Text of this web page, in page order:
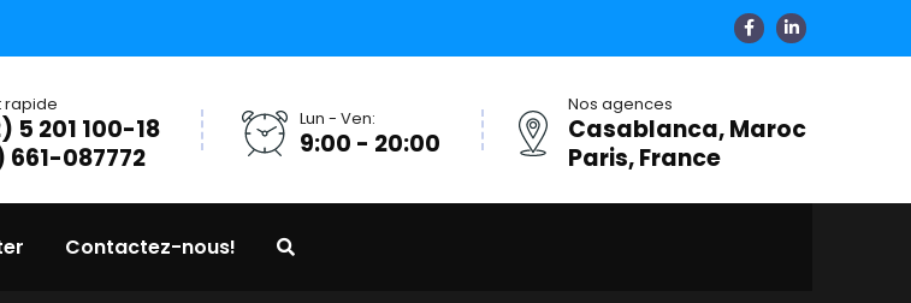
rapide
5 201 100-18
661-087772
Lun - Ven:
9:00 - 20:00
Nos agences
Casablanca, Maroc
Paris, France
Contactez-nous!